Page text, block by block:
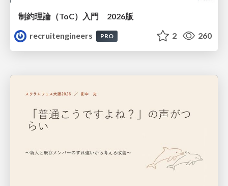
制約理論（ToC）入門 2026版
recruitengineers
PRO 2 260